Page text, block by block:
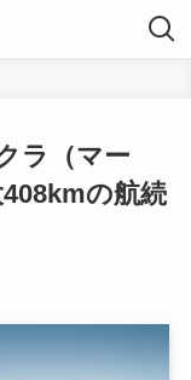
ラ（マー
の航続